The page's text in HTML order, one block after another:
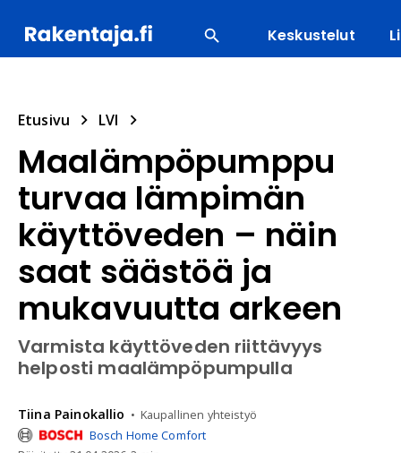
Keskustelut
Etusivu LVI
Maalämpöpumppu
turvaa lämpimän
käyttöveden – näin
saat säästöä ja
mukavuutta arkeen
Varmista käyttöveden riittävyys
helposti maalämpöpumpulla
Tiina Painokallio
Kaupallinen yhteistyö
Bosch Home Comfort